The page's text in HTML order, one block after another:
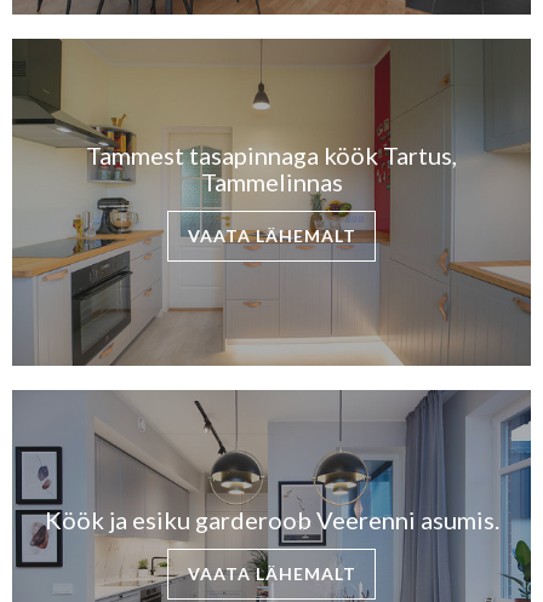
Tammest tasapinnaga köök Tartus,
Tammelinnas
VAATA LÄHEMALT
Köök ja esiku garderoob Veerenni asumis.
VAATA LÄHEMALT